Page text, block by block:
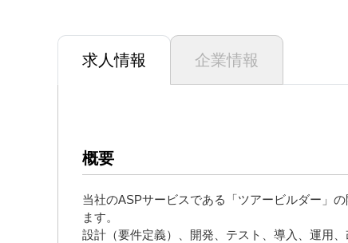
求人情報 企業情報
概要
当社のASPサービスである「ツアービルダー」
ます。
設計（要件定義）、開発、テスト、導入、運用